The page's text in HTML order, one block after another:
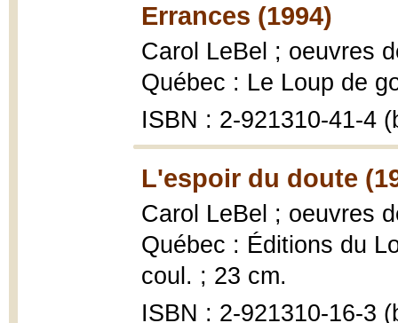
Errances (1994)
Carol LeBel ; oeuvres
Québec : Le Loup de
ISBN : 2-921310-41-4
L'espoir du doute
Carol LeBel ; oeuvres
Québec : Éditions du
coul. ; 23 cm.
ISBN : 2-921310-16-3